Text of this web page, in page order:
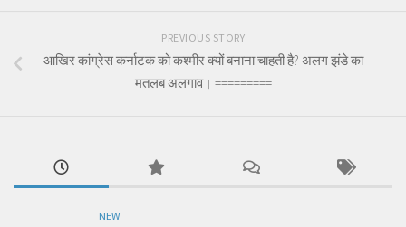
PREVIOUS STORY
आखिर कांग्रेस कर्नाटक को कश्मीर क्यों बनाना चाहती है? अलग झंडे का
मतलब अलगाव। =========
NEW